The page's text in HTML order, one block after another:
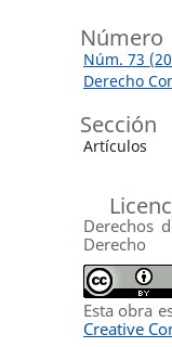
Número
Núm. 73
Derecho
Sección
Artículos
Derechos
Derecho
Esta obra
Creative